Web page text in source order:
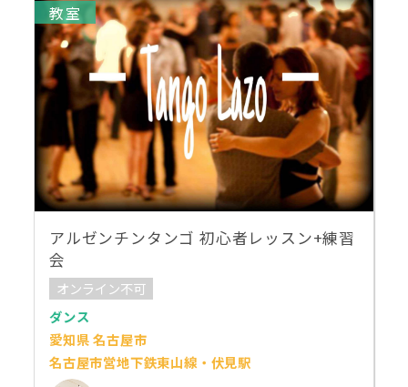
教室
アルゼンチンタンゴ 初心者レッスン+練習
会
オンライン不可
ダンス
愛知県 名古屋市
名古屋市営地下鉄東山線・伏見駅